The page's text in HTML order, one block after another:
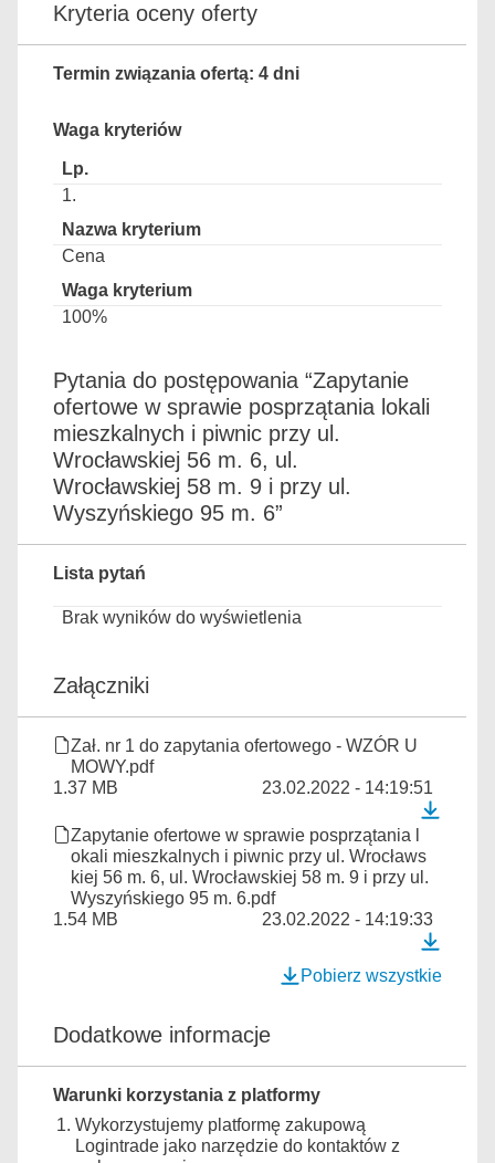
Kryteria oceny oferty
Termin związania ofertą: 4 dni
Waga kryteriów
1.
Cena
100%
Pytania do postępowania “Zapytanie
ofertowe w sprawie posprzątania lokali
mieszkalnych i piwnic przy ul.
Wrocławskiej 56 m. 6, ul.
Wrocławskiej 58 m. 9 i przy ul.
Wyszyńskiego 95 m. 6”
Lista pytań
Brak wyników do wyświetlenia
Załączniki
Zał. nr 1 do zapytania ofertowego - WZÓR U
MOWY.pdf
1.37 MB
23.02.2022 - 14:19:51
Zapytanie ofertowe w sprawie posprzątania l
okali mieszkalnych i piwnic przy ul. Wrocławs
kiej 56 m. 6, ul. Wrocławskiej 58 m. 9 i przy ul.
Wyszyńskiego 95 m. 6.pdf
1.54 MB
23.02.2022 - 14:19:33
Pobierz wszystkie
Dodatkowe informacje
Warunki korzystania z platformy
Wykorzystujemy platformę zakupową
Logintrade jako narzędzie do kontaktów z